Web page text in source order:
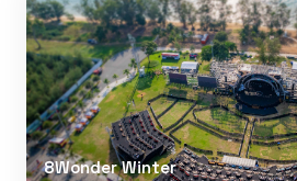
8Wonder Winter